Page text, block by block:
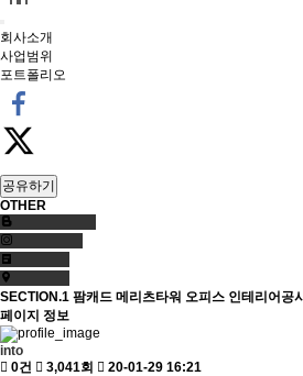
회사소개
사업범위
포트폴리오
공유하기
OTHER
SECTION.1 팜캐드 메리츠타워 오피스 인테리어공
페이지 정보
into
0건
3,041회 20-01-29 16:21